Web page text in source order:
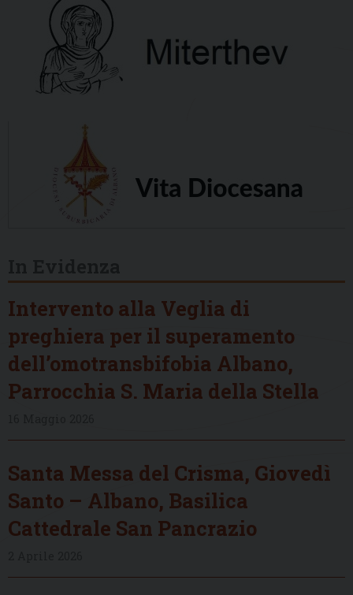
Intervento alla Veglia di
preghiera per il superamento
dell’omotransbifobia Albano,
Parrocchia S. Maria della Stella
Santa Messa del Crisma, Giovedì
Santo – Albano, Basilica
Cattedrale San Pancrazio